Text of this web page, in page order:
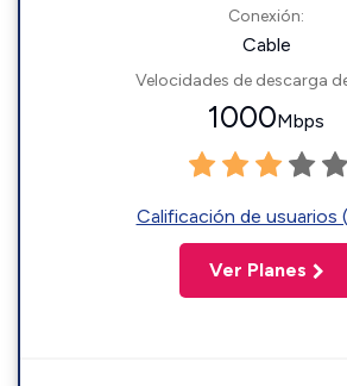
Conexión:
Cable
Velocidades de descarga
1000Mbps
Calificación de usuarios
Ver Planes